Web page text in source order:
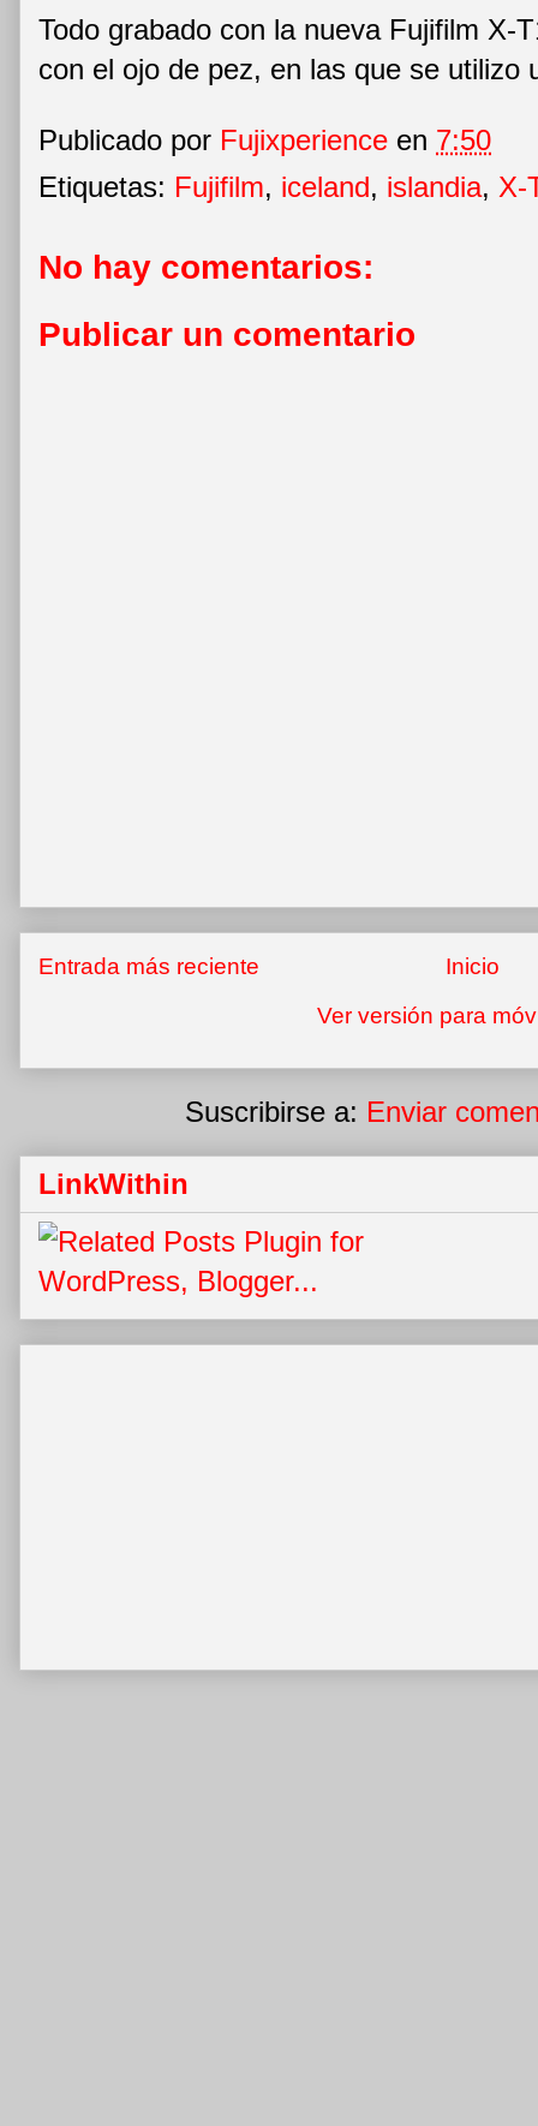
Todo grabado con la nueva Fujifilm X-
con el ojo de pez, en las que se utilizo
Publicado por Fujixperience en 7:50
Etiquetas: Fujifilm, iceland, islandia, X-
No hay comentarios:
Publicar un comentario
Entrada más reciente
Inicio
Ver versión para
Suscribirse a: Enviar
LinkWithin